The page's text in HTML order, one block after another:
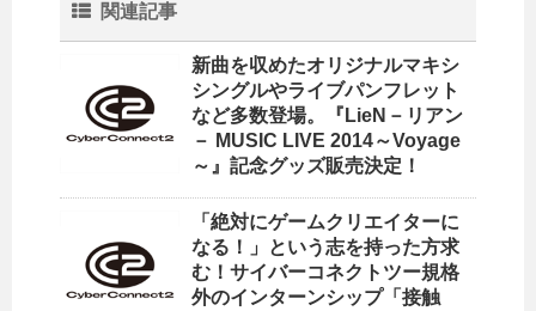
関連記事
新曲を収めたオリジナルマキシ
シングルやライブパンフレット
など多数登場。『LieN－リアン
－ MUSIC LIVE 2014～Voyage
～』記念グッズ販売決定！
「絶対にゲームクリエイターに
なる！」という志を持った方求
む！サイバーコネクトツー規格
外のインターンシップ「接触